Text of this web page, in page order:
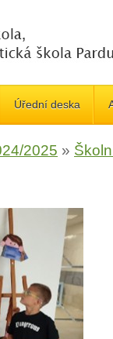
Úřední deska
2025 »